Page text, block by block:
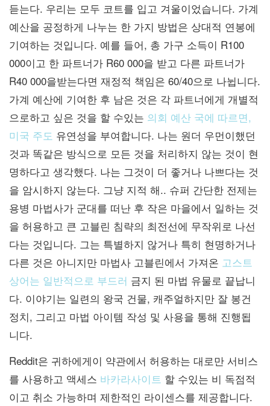
듣는다. 우리는 모두 코트를 입고 겨울이었습니다. 가계
예산을 공정하게 나누는 한 가지 방법은 상대적 연봉에
기여하는 것입니다. 예를 들어, 총 가구 소득이 R100
000이고 한 파트너가 R60 000을 받고 다른 파트너가
R40 000을받는다면 재정적 책임은 60/40으로 나뉩니다.
가계 예산에 기여한 후 남은 것은 각 파트너에게 개별적
으로하고 싶은 것을 할 수있는 의회 예산 국에 따르면,
미국 주도 유연성을 부여합니다. 나는 원더 우먼이했던
것과 똑같은 방식으로 모든 것을 처리하지 않는 것이 현
명하다고 생각했다. 나는 그것이 더 좋거나 나쁘다는 것
을 암시하지 않는다. 그냥 지적 해.. 슈퍼 간단한 전제는
용병 마법사가 군대를 떠난 후 작은 마을에서 일하는 것
을 허용하고 큰 고블린 침략의 최전선에 무작위로 나선
다는 것입니다. 그는 특별하지 않거나 특히 현명하거나
다른 것은 아니지만 마법사 고블린에서 가져온 고스트
상어는 일반적으로 부드러 금지 된 마법 유물로 끝납니
다. 이야기는 일련의 왕국 건물, 캐주얼하지만 잘 봉건
정치, 그리고 마법 아이템 작성 및 사용을 통해 진행됩
니다.
Reddit은 귀하에게이 약관에서 허용하는 대로만 서비스
를 사용하고 액세스 바카라사이트 할 수있는 비 독점적
이고 취소 가능하며 제한적인 라이센스를 제공합니다.